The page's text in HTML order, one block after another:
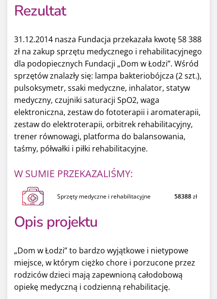
Rezultat
31.12.2014 nasza Fundacja przekazała kwotę 58 388
zł na zakup sprzętu medycznego i rehabilitacyjnego
dla podopiecznych Fundacji „Dom w Łodzi”. Wśród
sprzętów znalazły się: lampa bakteriobójcza (2 szt.),
pulsoksymetr, ssaki medyczne, inhalator, statyw
medyczny, czujniki saturacji SpO2, waga
elektroniczna, zestaw do fototerapii i aromaterapii,
zestaw do elektroterapii, orbitrek rehabilitacyjny,
trener równowagi, platforma do balansowania,
taśmy, półwałki i piłki rehabilitacyjne.
W SUMIE PRZEKAZALIŚMY:
Sprzęty medyczne i rehabilitacyjne 58388zł
Opis projektu
„Dom w Łodzi” to bardzo wyjątkowe i nietypowe
miejsce, w którym ciężko chore i porzucone przez
rodziców dzieci mają zapewnioną całodobową
opiekę medyczną i codzienną rehabilitację.